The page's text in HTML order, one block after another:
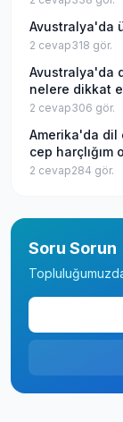
Avustralya'da
2 cevap318 gör.
Avustralya'da
nelere dikkat
2 cevap306 gör.
Amerika'da dil
cep harçlığım
2 cevap284 gör.
Soru Sorun